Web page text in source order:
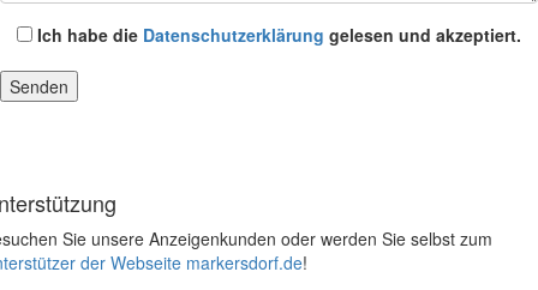
Ich habe die Datenschutzerklärung gelesen und akzeptiert.
Sie unsere Anzeigenkunden oder werden Sie selbst zum
der Webseite markersdorf.de!